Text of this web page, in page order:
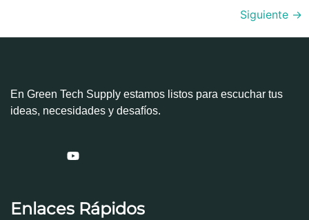
Siguiente →
En Green Tech Supply estamos listos para escuchar tus
ideas, necesidades y desafíos.
Enlaces Rápidos